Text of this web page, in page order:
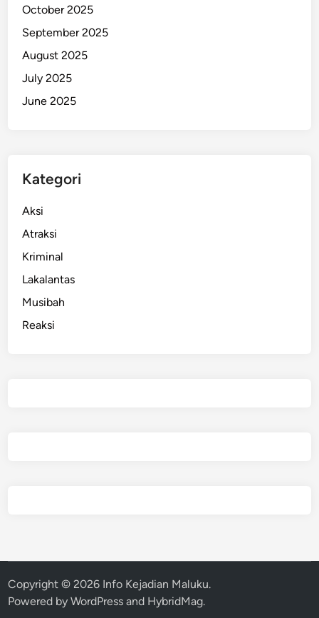
October 2025
September 2025
August 2025
July 2025
June 2025
Kategori
Aksi
Atraksi
Kriminal
Lakalantas
Musibah
Reaksi
Copyright © 2026 Info Kejadian Maluku.
Powered byWordPress and HybridMag.